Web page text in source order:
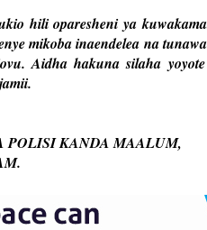
hili oparesheni ya
mikoba inaendelea na
Aidha hakuna silaha
POLISI KANDA MAALUM,